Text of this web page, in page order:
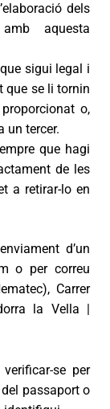
dels
aquesta
sigui legal i
que se li tornin
o,
un tercer.
que hagi
de les
a retirar-lo en
d’un
o per correu
Carrer
la Vella |
se per
passaport o